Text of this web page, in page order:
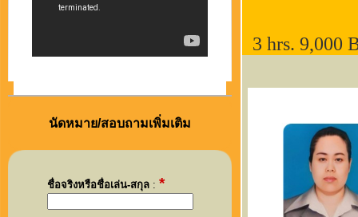
นัดหมาย/สอบถามเพิ่มเติม
ชื่อจริงหรือชื่อเล่น-สกุล: *
3 hrs. 9,000